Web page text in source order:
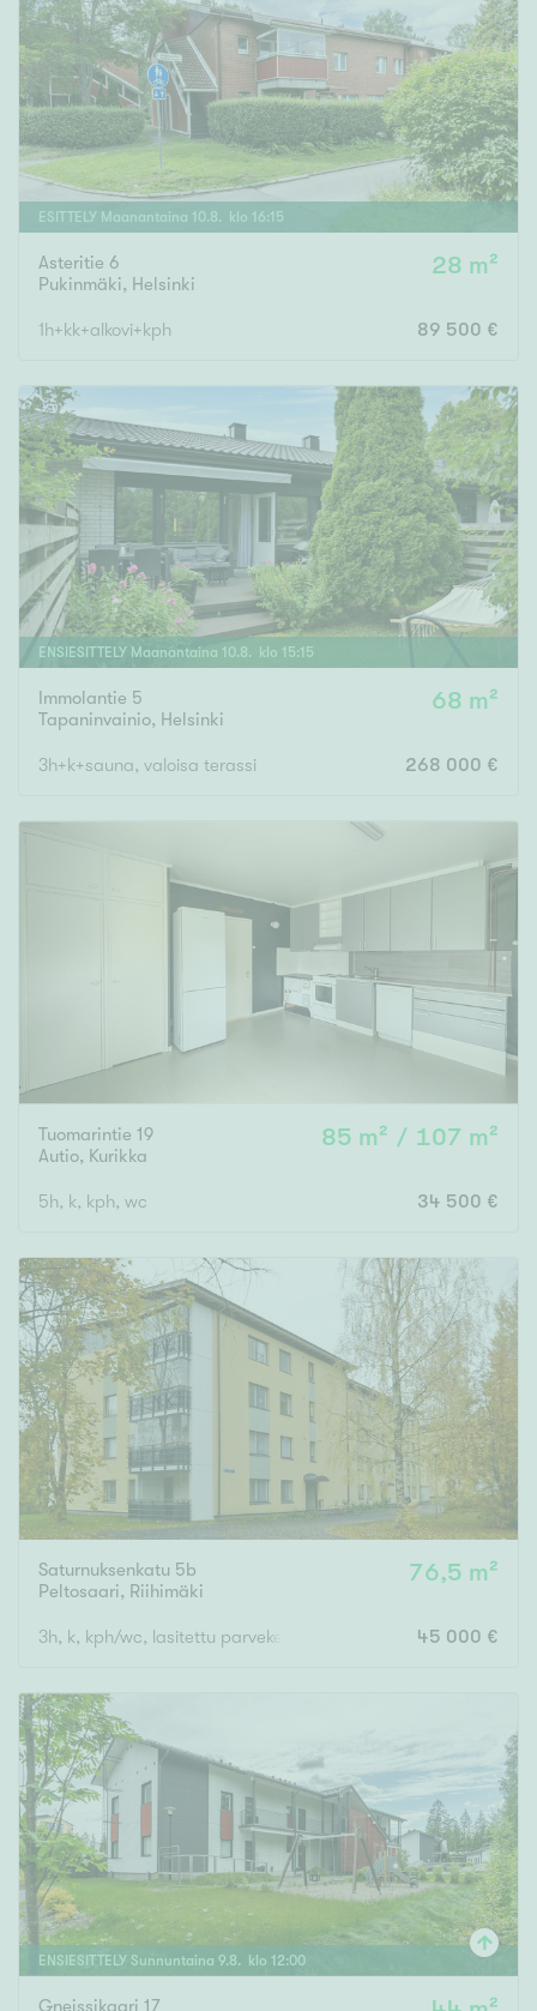
ESITTELY Maanantaina 10.8. klo 16:15
Asteritie 6
Pukinmäki, Helsinki
28 m²
1h+kk+alkovi+kph 89 500 €
ENSIESITTELY Maanantaina 10.8 . klo 15:15
Immolantie 5
Tapaninvainio, Helsinki
68 m²
3h+k+sauna, valoisa terassi 268 000 €
Tuomarintie 19
Autio, Kurikka
85 m² / 107 m²
5h, k, kph, wc 34 500 €
Saturnuksenkatu 5b
Peltosaari, Riihimäki
76,5 m²
3h, k, kph/wc, lasitettu parveke 45 000 €
ENSIESITTELY Sunnuntaina 9.8. klo 12:00
Gneissikaari 17